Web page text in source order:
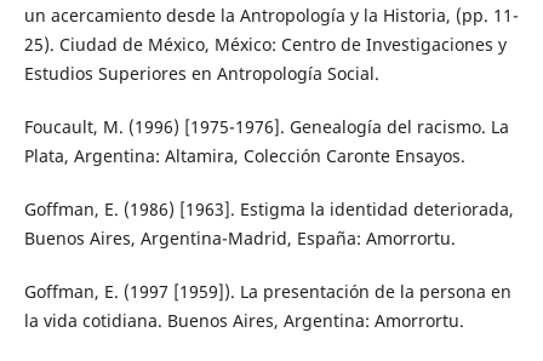
un acercamiento desde la Antropología y la Historia, (pp. 11-
25). Ciudad de México, México: Centro de Investigaciones y
Estudios Superiores en Antropología Social.
Foucault, M. (1996) [1975-1976]. Genealogía del racismo. La
Plata, Argentina: Altamira, Colección Caronte Ensayos.
Goffman, E. (1986) [1963]. Estigma la identidad deteriorada,
Buenos Aires, Argentina-Madrid, España: Amorrortu.
Goffman, E. (1997 [1959]). La presentación de la persona en
la vida cotidiana. Buenos Aires, Argentina: Amorrortu.